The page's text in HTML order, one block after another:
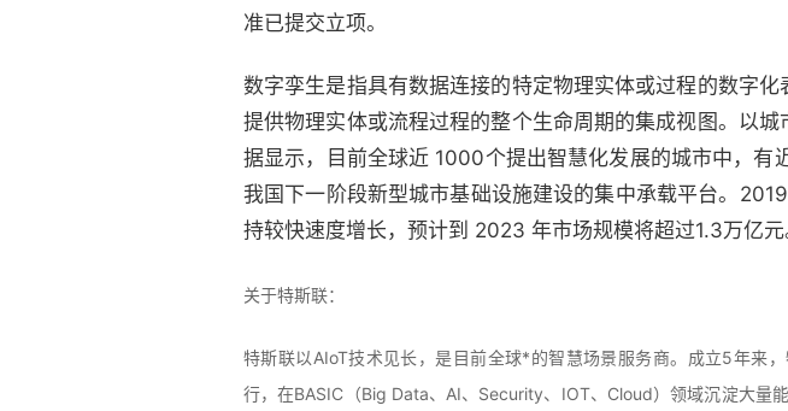
准已提交立项。
数字孪生是指具有数据连接的特定物理实体或过程的数字
提供物理实体或流程过程的整个生命周期的集成视图。以
据显示，目前全球近 1000个提出智慧化发展的城市中，
我国下一阶段新型城市基础设施建设的集中承载平台。
持较快速度增长，预计到 2023 年市场规模将超过1.3万亿元
关于特斯联：
特斯联以AIoT技术见长，是目前全球*的智慧场景服务商。成立5年来
行，在BASIC（Big Data、AI、Security、IOT、Cloud）领域沉淀大量